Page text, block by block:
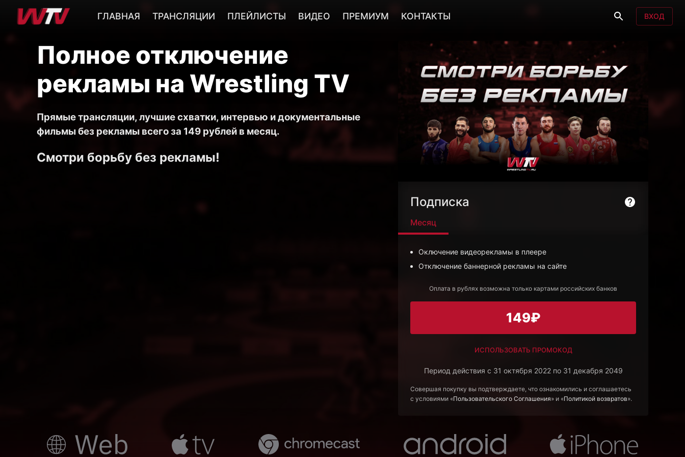
Полное отключение
рекламы на Wrestling TV
Прямые трансляции, лучшие схватки, интервью и документальные
фильмы без рекламы всего за 149 рублей в месяц.
Смотри борьбу без рекламы!
Подписка
Месяц
Оключение видеорекламы в плеере
Отключение баннерной рекламы на сайте
Оплата в рублях возможна только картами российских банков
149₽
ИСПОЛЬЗОВАТЬ ПРОМОКОД
Период действия с 31 октября 2022 по 31 декабря 2049
Совершая покупку вы подтверждаете, что ознакомились и соглашаетесь
с условиями «Пользовательского Соглашения» и «Политикой возвратов».
ГЛАВНАЯ ТРАНСЛЯЦИИ ПЛЕЙЛИСТЫ ВИДЕО ПРЕМИУМ КОНТАКТЫ ВХОД